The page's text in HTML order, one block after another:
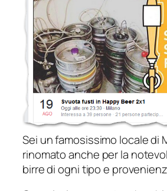
Sei un famosissimo locale di
rinomato anche per la
birre di ogni tipo e